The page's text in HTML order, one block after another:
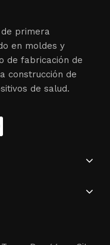
primera
en moldes y
de fabricación de
construcción de
de salud.